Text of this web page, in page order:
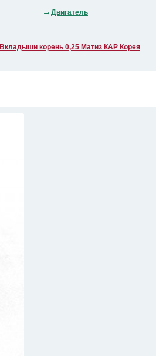
Двигатель
Вкладыши корень 0,25 Матиз КАР Корея